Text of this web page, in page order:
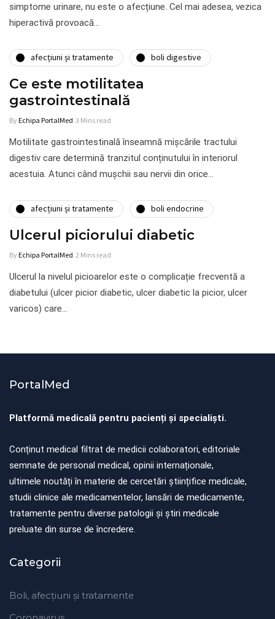
simptome urinare, nu este o afecțiune. Cel mai adesea, vezica
hiperactivă provoacă…
afecțiuni și tratamente boli digestive
Ce este motilitatea
gastrointestinală
By Echipa PortalMed 3 Mins read
Motilitate gastrointestinală înseamnă mișcările tractului
digestiv care determină tranzitul conținutului în interiorul
acestuia. Atunci când mușchii sau nervii din orice…
afecțiuni și tratamente boli endocrine
Ulcerul piciorului diabetic
By Echipa PortalMed 2 Mins read
Ulcerul la nivelul picioarelor este o complicație frecventă a
diabetului (ulcer picior diabetic, ulcer diabetic la picior, ulcer
varicos) care…
PortalMed
Platformă medicală pentru pacienți și specialiști.
Conținut medical filtrat de medicii colaboratori, editoriale
semnate de personal medical, opinii internaționale,
ultimele noutăți în materie de cercetări științifice medicale,
studii clinice ale medicamentelor, lansări de medicamente,
tratamente pentru diverse patologii și știri medicale
preluate din surse de încredere.
Categorii
Boli, afecțiuni și tratamente